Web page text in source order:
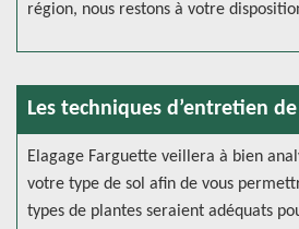
région, nous restons à votre
Les techniques d’entretien
Elagage Farguette veillera à bien
votre type de sol afin de vous
types de plantes seraient adéquats